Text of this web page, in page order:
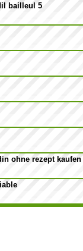
bailleul 5
ohne rezept kaufen